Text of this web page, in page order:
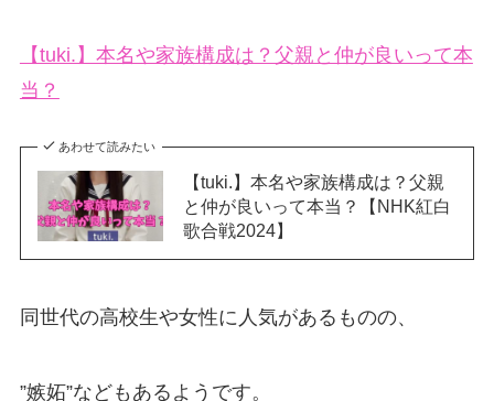
【tuki.】本名や家族構成は？父親と仲が良いって本
当？
あわせて読みたい
【tuki.】本名や家族構成は？父親
と仲が良いって本当？【NHK紅白
歌合戦2024】
同世代の高校生や女性に人気があるものの、
”嫉妬”などもあるようです。